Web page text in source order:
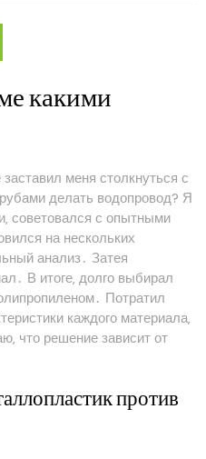
труб
какими
меня столкнуться с
делать водопровод? Я
советовался с опытными
на нескольких
анализ․ Затея
В итоге‚ долго выбирал
Потратил
каждого материала‚
что решение зависит от
против